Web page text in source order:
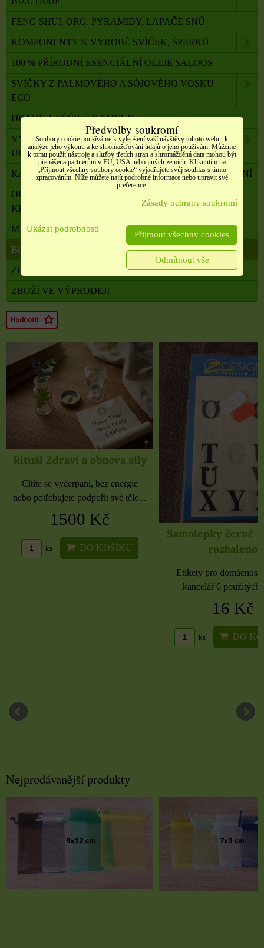
FENG SHUI, ORG. PYRAMIDY, LAPAČE SNŮ
KOMPONENTY K VÝROBĚ SVÍČEK, ŠPERKŮ
100 % PŘÍRODNÍ ESENCIÁLNÍ OLEJE SALOOS
SVÍČKY Z PALMOVÉHO A SÓJOVÉHO VOSKU
ECO
DRAHÉ A LÉČIVÉ KAMENY
VYKUŘOVADLA, VONNÉ TYČINKY A ŠIŠKY,
UHLÍKY
KADIDELNICE, PÍCKY, AROMALAMPY, VYKUŘOVÁNÍ
OBALOVÝ MATERIÁL, SATÉNOVÉ MAŠLE, SÁČKY,
KRABIČKY,
MILADA TERAPEUTKA DUŠE A TĚLA
BONUSOVÝ PROGRAM
ZBOŽÍ V AKCI
ZBOŽÍ VE VÝPRODEJI
Rituál Zdraví a obnova síly
Cítíte se vyčerpaní, bez energie
nebo potřebujete podpořit své tělo...
1500 Kč
ks DO KOŠÍKU
Samolepky černé
rozbaleno
Etikety pro
kancelář 6 použitých
16 Kč
ks DO
Nejprodávanější produkty
Předvolby soukromí
Soubory cookie používáme k vylepšení vaší návštěvy tohoto webu, k
analýze jeho výkonu a ke shromažďování údajů o jeho používání. Můžeme
k tomu použít nástroje a služby třetích stran a shromážděná data mohou být
přenášena partnerům v EU, USA nebo jiných zemích. Kliknutím na
„Přijmout všechny soubory cookie“ vyjadřujete svůj souhlas s tímto
zpracováním. Níže můžete najít podrobné informace nebo upravit své
preference.
Zásady ochrany soukromí
Ukázat podrobnosti
Přijmout všechny cookies
Odmítnout vše